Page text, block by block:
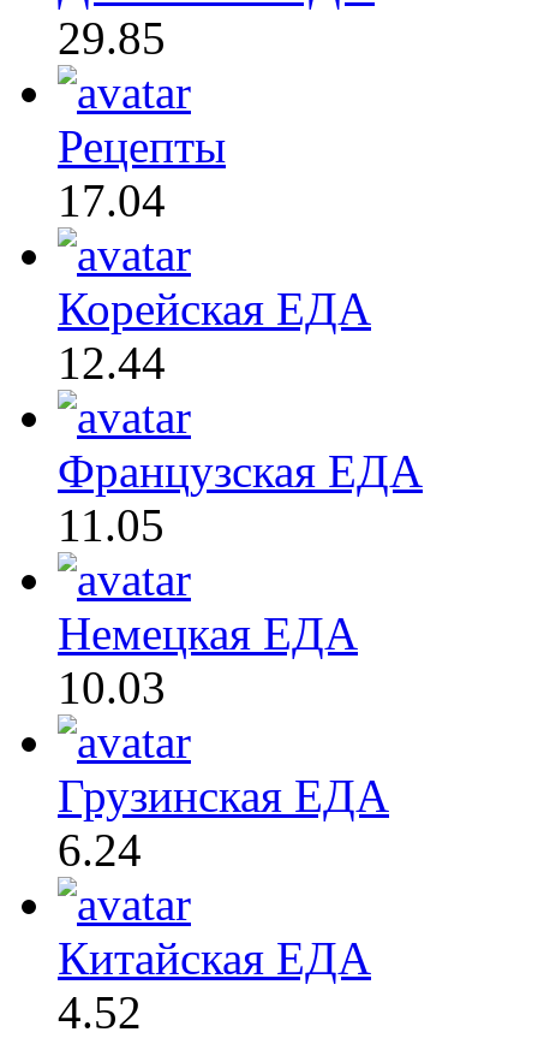
29.85
Рецепты
17.04
Корейская ЕДА
12.44
Французская ЕДА
11.05
Немецкая ЕДА
10.03
Грузинская ЕДА
6.24
Китайская ЕДА
4.52